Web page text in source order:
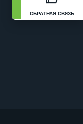
ОБРАТНАЯ СВЯЗЬ